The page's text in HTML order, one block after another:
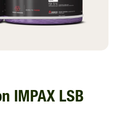
IMPAX LSB